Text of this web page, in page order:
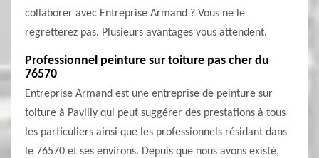
collaborer avec Entreprise Armand ? Vous ne le
regretterez pas. Plusieurs avantages vous attendent.
Professionnel peinture sur toiture pas cher du
76570
Entreprise Armand est une entreprise de peinture sur
toiture à Pavilly qui peut suggérer des prestations à tous
les particuliers ainsi que les professionnels résidant dans
le 76570 et ses environs. Depuis que nous avons existé,